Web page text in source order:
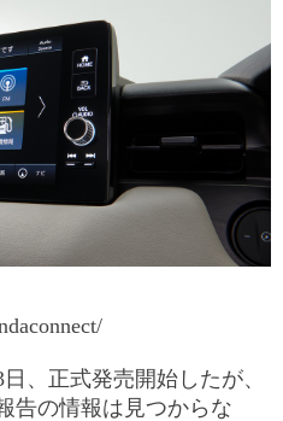
、正式発売開始したが、
告の情報は見つからな